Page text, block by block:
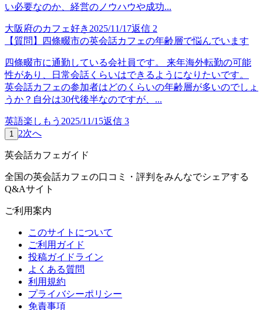
い必要なのか、経営のノウハウや成功...
大阪府のカフェ好き 2025/11/17返信 2
【質問】四條畷市の英会話カフェの年齢層で悩んでいます
四條畷市に通勤している会社員です。 来年海外転勤の可能
性があり、日常会話くらいはできるようになりたいです。
英会話カフェの参加者はどのくらいの年齢層が多いのでしょ
うか？自分は30代後半なのですが、...
英語楽しもう 2025/11/15返信 3
1 2次へ
英会話カフェガイド
全国の英会話カフェの口コミ・評判をみんなでシェアする
Q&Aサイト
ご利用案内
このサイトについて
ご利用ガイド
投稿ガイドライン
よくある質問
利用規約
プライバシーポリシー
免責事項